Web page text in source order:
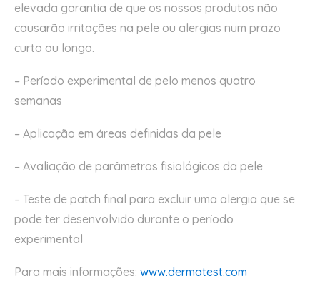
elevada garantia de que os nossos produtos não
causarão irritações na pele ou alergias num prazo
curto ou longo.
– Período experimental de pelo menos quatro
semanas
– Aplicação em áreas definidas da pele
– Avaliação de parâmetros fisiológicos da pele
– Teste de patch final para excluir uma alergia que se
pode ter desenvolvido durante o período
experimental
Para mais informações: www.dermatest.com